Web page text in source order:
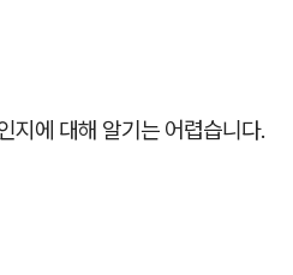
지에 대해 알기는 어렵습니다.